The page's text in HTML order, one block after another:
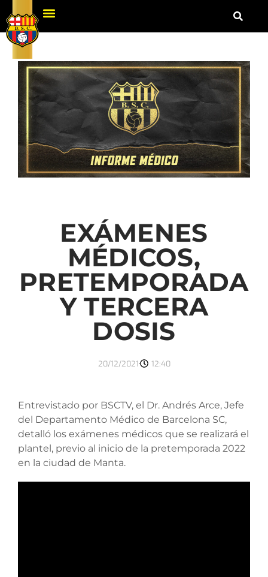
EXÁMENES
MÉDICOS,
PRETEMPORADA
Y TERCERA
DOSIS
20/12/2021 12:40
Entrevistado por BSCTV, el Dr. Andrés Arce, Jefe
del Departamento Médico de Barcelona SC,
detalló los exámenes médicos que se realizará el
plantel, previo al inicio de la pretemporada 2022
en la ciudad de Manta.